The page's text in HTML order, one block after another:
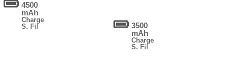
4500
mAh
Charge
S. Fil
3500
mAh
Charge
S. Fil